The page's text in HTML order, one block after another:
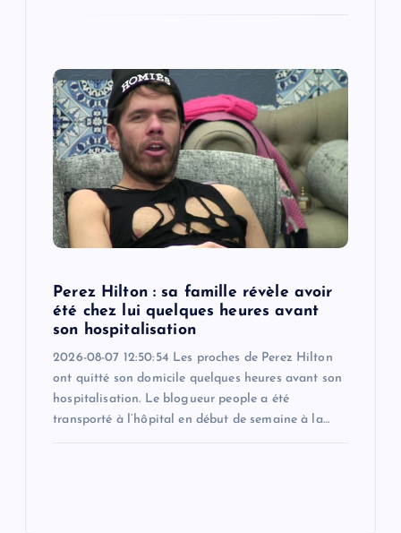
Perez Hilton : sa famille révèle avoir
été chez lui quelques heures avant
son hospitalisation
2026-08-07 12:50:54 Les proches de Perez Hilton
ont quitté son domicile quelques heures avant son
hospitalisation. Le blogueur people a été
transporté à l’hôpital en début de semaine à la…